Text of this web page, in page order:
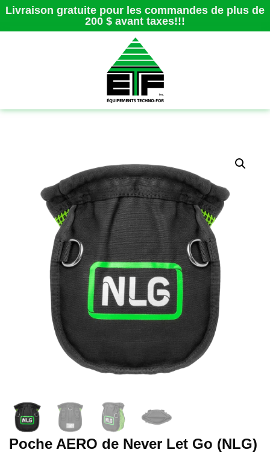
Livraison gratuite pour les commandes de plus de
200 $ avant taxes!!!
Poche AERO de Never Let Go (NLG)